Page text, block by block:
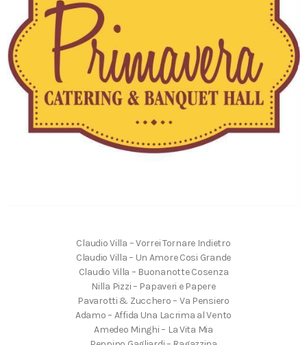
Claudio Villa – Vorrei Tornare Indietro
Claudio Villa – Un Amore Cosi Grande
Claudio Villa – Buonanotte Cosenza
Nilla Pizzi – Papaveri e Papere
Pavarotti & Zucchero – Va Pensiero
Adamo – Affida Una Lacrima al Vento
Amedeo Minghi – La Vita Mia